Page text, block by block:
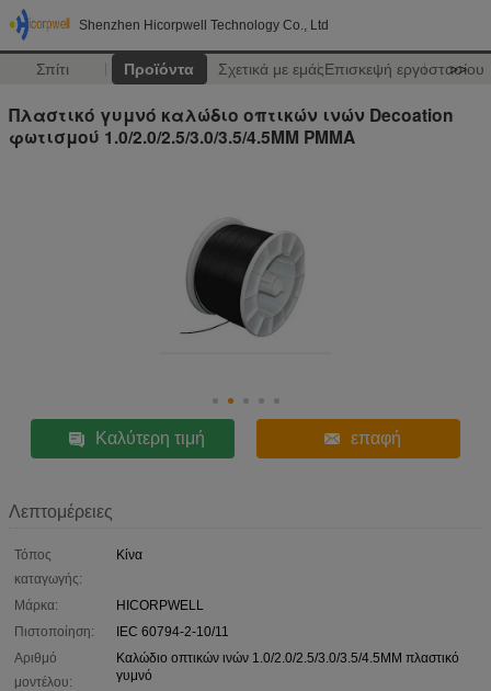
Shenzhen Hicorpwell Technology Co., Ltd
Σπίτι Προϊόντα Σχετικά με εμάςΕπισκεψή εργοστασίου
>>
Πλαστικό γυμνό καλώδιο οπτικών ινών Decoation
φωτισμού 1.0/2.0/2.5/3.0/3.5/4.5MM PMMA
Καλύτερη τιμή επαφή
Λεπτομέρειες
Τόπος
καταγωγής:
Κίνα
Μάρκα:
HICORPWELL
Πιστοποίηση:
IEC 60794-2-10/11
Αριθμό
μοντέλου:
Καλώδιο οπτικών ινών 1.0/2.0/2.5/3.0/3.5/4.5MM πλαστικό
γυμνό